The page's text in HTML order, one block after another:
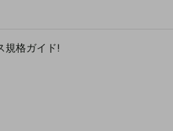
規格ガイド!